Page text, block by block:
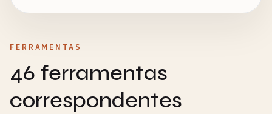
FERRAMENTAS
46 ferramentas
correspondentes